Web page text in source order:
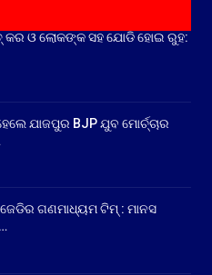
କର ଓ ଲୋକଙ୍କ ସହ ଯୋଡି ହୋଇ ରୁହ:
ଯାଜପୁର BJP ଯୁବ ମୋର୍ଚ୍ଚାର
ଗଣମାଧ୍ୟମ ଟିମ୍ : ମାନସ